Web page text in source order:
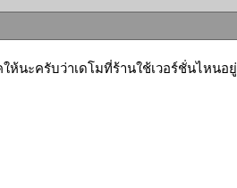
ห้นะครับว่าเดโมที่ร้านใช้เวอร์ชั่นไหนอยู่